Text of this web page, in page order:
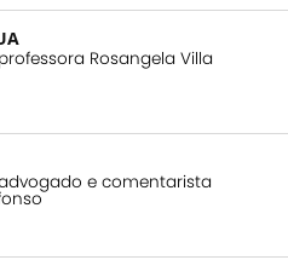
Rosangela Villa
e comentarista